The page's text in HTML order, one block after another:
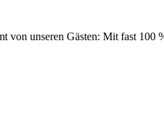
von unseren Gästen: Mit fast